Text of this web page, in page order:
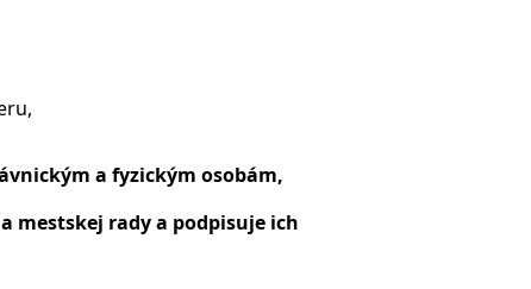
a fyzickým osobám,
mestskej rady a podpisuje ich